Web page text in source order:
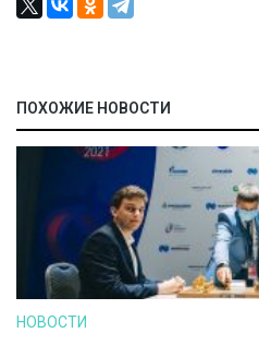
ПОХОЖИЕ НОВОСТИ
НОВОСТИ